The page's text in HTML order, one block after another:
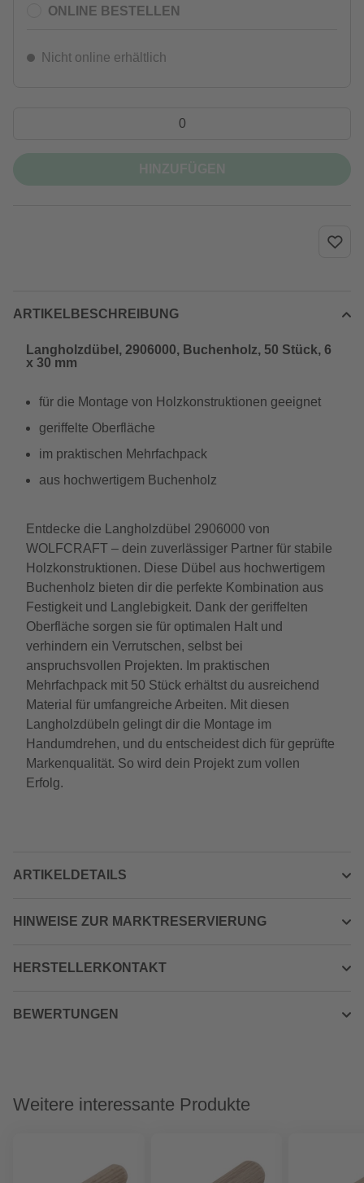
ONLINE BESTELLEN
Nicht online erhältlich
ARTIKELBESCHREIBUNG
Langholzdübel, 2906000, Buchenholz, 50 Stück, 6
x 30 mm
für die Montage von Holzkonstruktionen geeignet
geriffelte Oberfläche
im praktischen Mehrfachpack
aus hochwertigem Buchenholz
Entdecke die Langholzdübel 2906000 von
WOLFCRAFT – dein zuverlässiger Partner für stabile
Holzkonstruktionen. Diese Dübel aus hochwertigem
Buchenholz bieten dir die perfekte Kombination aus
Festigkeit und Langlebigkeit. Dank der geriffelten
Oberfläche sorgen sie für optimalen Halt und
verhindern ein Verrutschen, selbst bei
anspruchsvollen Projekten. Im praktischen
Mehrfachpack mit 50 Stück erhältst du ausreichend
Material für umfangreiche Arbeiten. Mit diesen
Langholzdübeln gelingt dir die Montage im
Handumdrehen, und du entscheidest dich für geprüfte
Markenqualität. So wird dein Projekt zum vollen
Erfolg.
ARTIKELDETAILS
HINWEISE ZUR MARKTRESERVIERUNG
HERSTELLERKONTAKT
BEWERTUNGEN
Weitere interessante Produkte